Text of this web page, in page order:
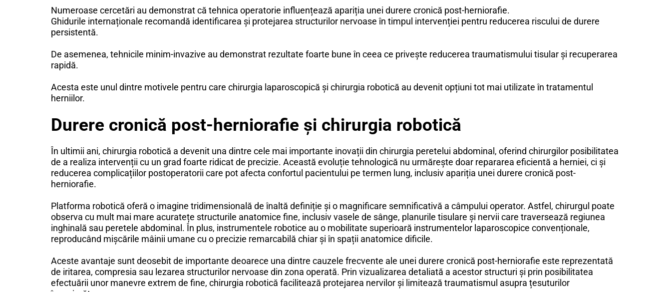
Numeroase cercetări au demonstrat că tehnica operatorie influențează apariția unei durere cronică post-herniorafie.
Ghidurile internaționale recomandă identificarea și protejarea structurilor nervoase în timpul intervenției pentru reducerea riscului de durere
persistentă.
De asemenea, tehnicile minim-invazive au demonstrat rezultate foarte bune în ceea ce privește reducerea traumatismului tisular și recuperarea
rapidă.
Acesta este unul dintre motivele pentru care chirurgia laparoscopică și chirurgia robotică au devenit opțiuni tot mai utilizate în tratamentul
herniilor.
Durere cronică post-herniorafie și chirurgia robotică
În ultimii ani, chirurgia robotică a devenit una dintre cele mai importante inovații din chirurgia peretelui abdominal, oferind chirurgilor posibilitatea
de a realiza intervenții cu un grad foarte ridicat de precizie. Această evoluție tehnologică nu urmărește doar repararea eficientă a herniei, ci și
reducerea complicațiilor postoperatorii care pot afecta confortul pacientului pe termen lung, inclusiv apariția unei durere cronică post-
herniorafie.
Platforma robotică oferă o imagine tridimensională de înaltă definiție și o magnificare semnificativă a câmpului operator. Astfel, chirurgul poate
observa cu mult mai mare acuratețe structurile anatomice fine, inclusiv vasele de sânge, planurile tisulare și nervii care traversează regiunea
inghinală sau peretele abdominal. În plus, instrumentele robotice au o mobilitate superioară instrumentelor laparoscopice convenționale,
reproducând mișcările mâinii umane cu o precizie remarcabilă chiar și în spații anatomice dificile.
Aceste avantaje sunt deosebit de importante deoarece una dintre cauzele frecvente ale unei durere cronică post-herniorafie este reprezentată
de iritarea, compresia sau lezarea structurilor nervoase din zona operată. Prin vizualizarea detaliată a acestor structuri și prin posibilitatea
efectuării unor manevre extrem de fine, chirurgia robotică facilitează protejarea nervilor și limitează traumatismul asupra țesuturilor